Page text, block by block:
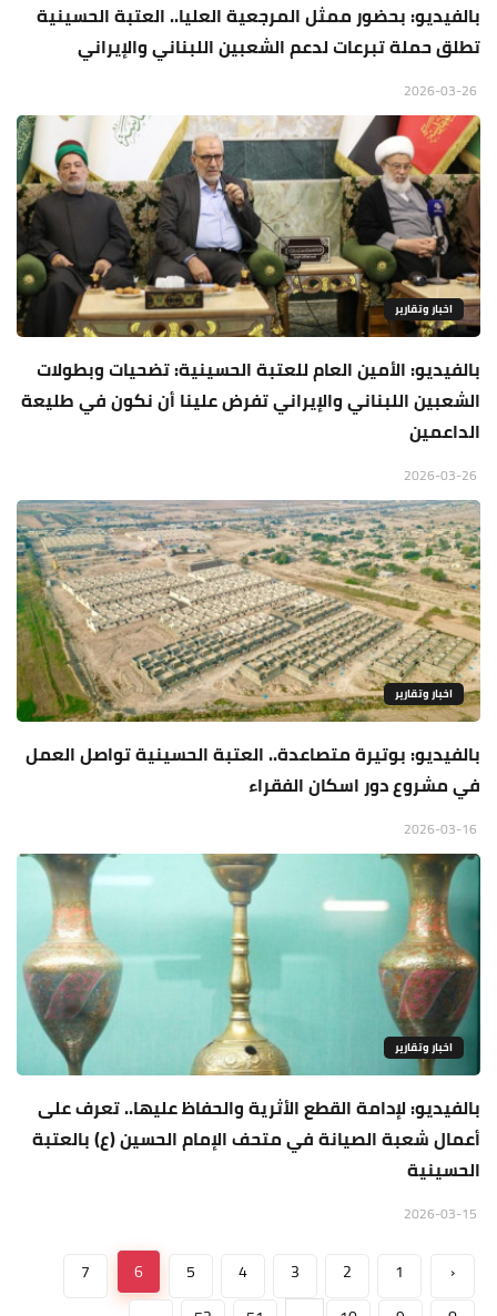
بالفيديو: بحضور ممثل المرجعية العليا.. العتبة الحسينية
تطلق حملة تبرعات لدعم الشعبين اللبناني والإيراني
اخبار وتقارير
بالفيديو: الأمين العام للعتبة الحسينية: تضحيات وبطولات
الشعبين اللبناني والإيراني تفرض علينا أن نكون في طليعة
الداعمين
اخبار وتقارير
بالفيديو: بوتيرة متصاعدة.. العتبة الحسينية تواصل العمل
في مشروع دور اسكان الفقراء
اخبار وتقارير
بالفيديو: لإدامة القطع الأثرية والحفاظ عليها.. تعرف على
أعمال شعبة الصيانة في متحف الإمام الحسين (ع) بالعتبة
الحسينية
‹
1
2
3
4
5
6
7